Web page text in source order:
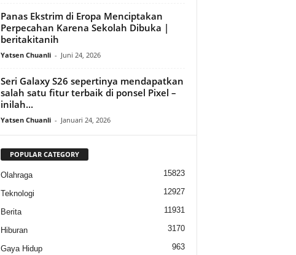
Panas Ekstrim di Eropa Menciptakan
Perpecahan Karena Sekolah Dibuka |
beritakitanih
Yatsen Chuanli - Juni 24, 2026
Seri Galaxy S26 sepertinya mendapatkan
salah satu fitur terbaik di ponsel Pixel –
inilah...
Yatsen Chuanli - Januari 24, 2026
POPULAR CATEGORY
Olahraga 15823
Teknologi 12927
Berita 11931
Hiburan 3170
Gaya Hidup 963